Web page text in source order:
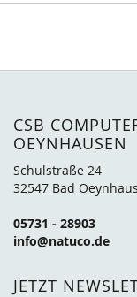
CSB
OEYNHAUSEN
Schulstraße 24
32547 Bad
05731 - 28903
info@natuco.de
JETZT